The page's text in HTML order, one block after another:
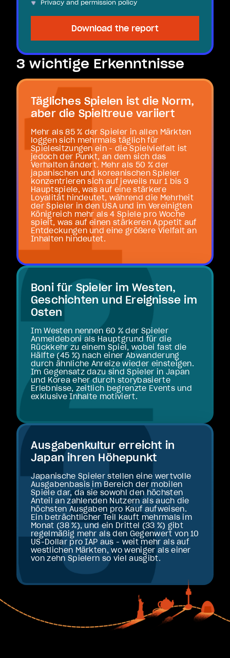
Privacy and permission policy
3 wichtige Erkenntnisse
Tägliches Spielen ist die Norm,
aber die Spieltreue variiert
Mehr als 85 % der Spieler in allen Märkten
loggen sich mehrmals täglich für
Spielesitzungen ein - die Spielvielfalt ist
jedoch der Punkt, an dem sich das
Verhalten ändert. Mehr als 50 % der
japanischen und koreanischen Spieler
konzentrieren sich auf jeweils nur 1 bis 3
Hauptspiele, was auf eine stärkere
Loyalität hindeutet, während die Mehrheit
der Spieler in den USA und im Vereinigten
Königreich mehr als 4 Spiele pro Woche
spielt, was auf einen stärkeren Appetit auf
Entdeckungen und eine größere Vielfalt an
Inhalten hindeutet.
Boni für Spieler im Westen,
Geschichten und Ereignisse im
Osten
Im Westen nennen 60 % der Spieler
Anmeldeboni als Hauptgrund für die
Rückkehr zu einem Spiel, wobei fast die
Hälfte (45 %) nach einer Abwanderung
durch ähnliche Anreize wieder einsteigen.
Im Gegensatz dazu sind Spieler in Japan
und Korea eher durch storybasierte
Erlebnisse, zeitlich begrenzte Events und
exklusive Inhalte motiviert.
Ausgabenkultur erreicht in
Japan ihren Höhepunkt
Japanische Spieler stellen eine wertvolle
Ausgabenbasis im Bereich der mobilen
Spiele dar, da sie sowohl den höchsten
Anteil an zahlenden Nutzern als auch die
höchsten Ausgaben pro Kauf aufweisen.
Ein beträchtlicher Teil kauft mehrmals im
Monat (38 %), und ein Drittel (33 %) gibt
regelmäßig mehr als den Gegenwert von 10
US-Dollar pro IAP aus - weit mehr als auf
westlichen Märkten, wo weniger als einer
von zehn Spielern so viel ausgibt.